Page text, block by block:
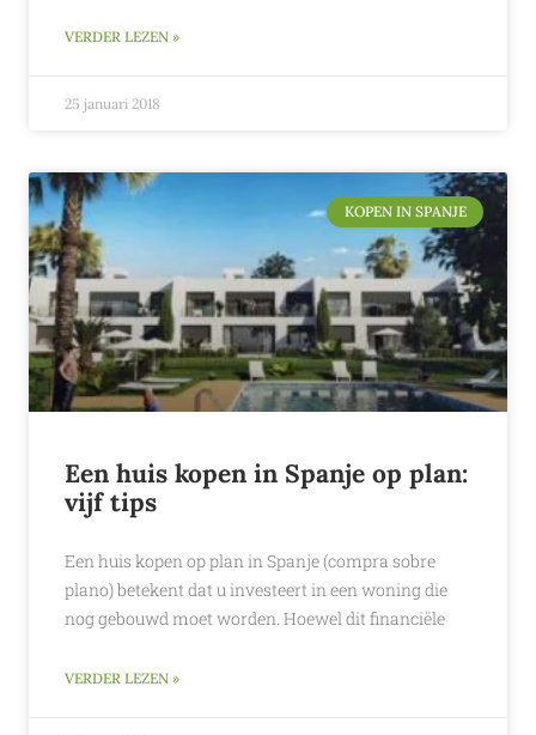
VERDER LEZEN »
25 januari 2018
KOPEN IN SPANJE
Een huis kopen in Spanje op plan:
vijf tips
Een huis kopen op plan in Spanje (compra sobre
plano) betekent dat u investeert in een woning die
nog gebouwd moet worden. Hoewel dit financiële
VERDER LEZEN »